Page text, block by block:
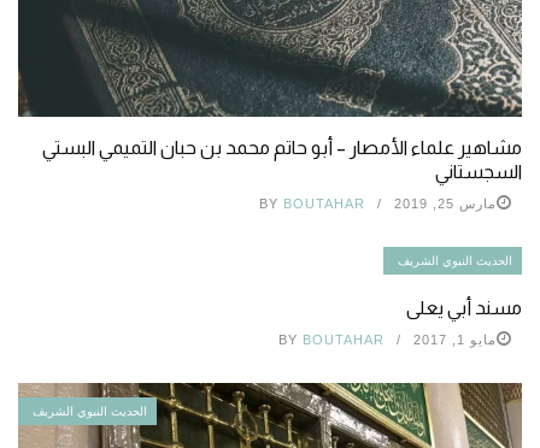
مشاهير علماء الأمصار – أبو حاتم محمد بن حبان التميمي البستي
السجستاني
مارس 25, 2019 BY BOUTAHAR
الحديث النبوي الشريف
مسند أبي يعلى
مايو 1, 2017 BY BOUTAHAR
الحديث النبوي الشريف